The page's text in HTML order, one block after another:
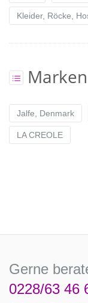
Kleider, Röcke,
Marken
Jalfe, Denmark
LA CREOLE
Gerne
0228/63 46